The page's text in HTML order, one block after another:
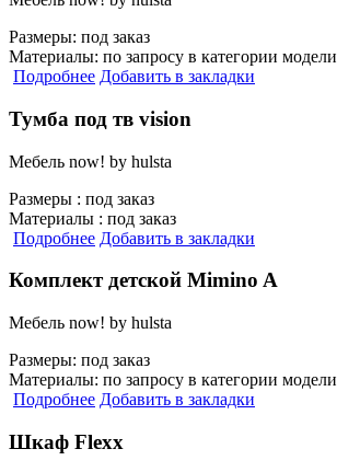
Размеры: под заказ
Материалы: по запросу в категории модели
Подробнее Добавить в закладки
Тумба под тв vision
Мебель now! by hulsta
Размеры : под заказ
Материалы : под заказ
Подробнее Добавить в закладки
Комплект детской Mimino A
Мебель now! by hulsta
Размеры: под заказ
Материалы: по запросу в категории модели
Подробнее Добавить в закладки
Шкаф Flexx